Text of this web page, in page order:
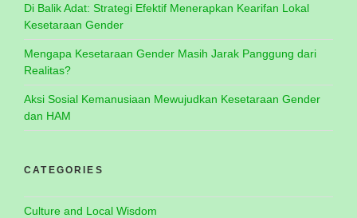
Di Balik Adat: Strategi Efektif Menerapkan Kearifan Lokal
Kesetaraan Gender
Mengapa Kesetaraan Gender Masih Jarak Panggung dari
Realitas?
Aksi Sosial Kemanusiaan Mewujudkan Kesetaraan Gender
dan HAM
CATEGORIES
Culture and Local Wisdom